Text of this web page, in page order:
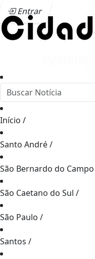
Entrar
Início /
Santo André/
São Bernardo do Campo
São Caetano do Sul /
São Paulo /
Santos /